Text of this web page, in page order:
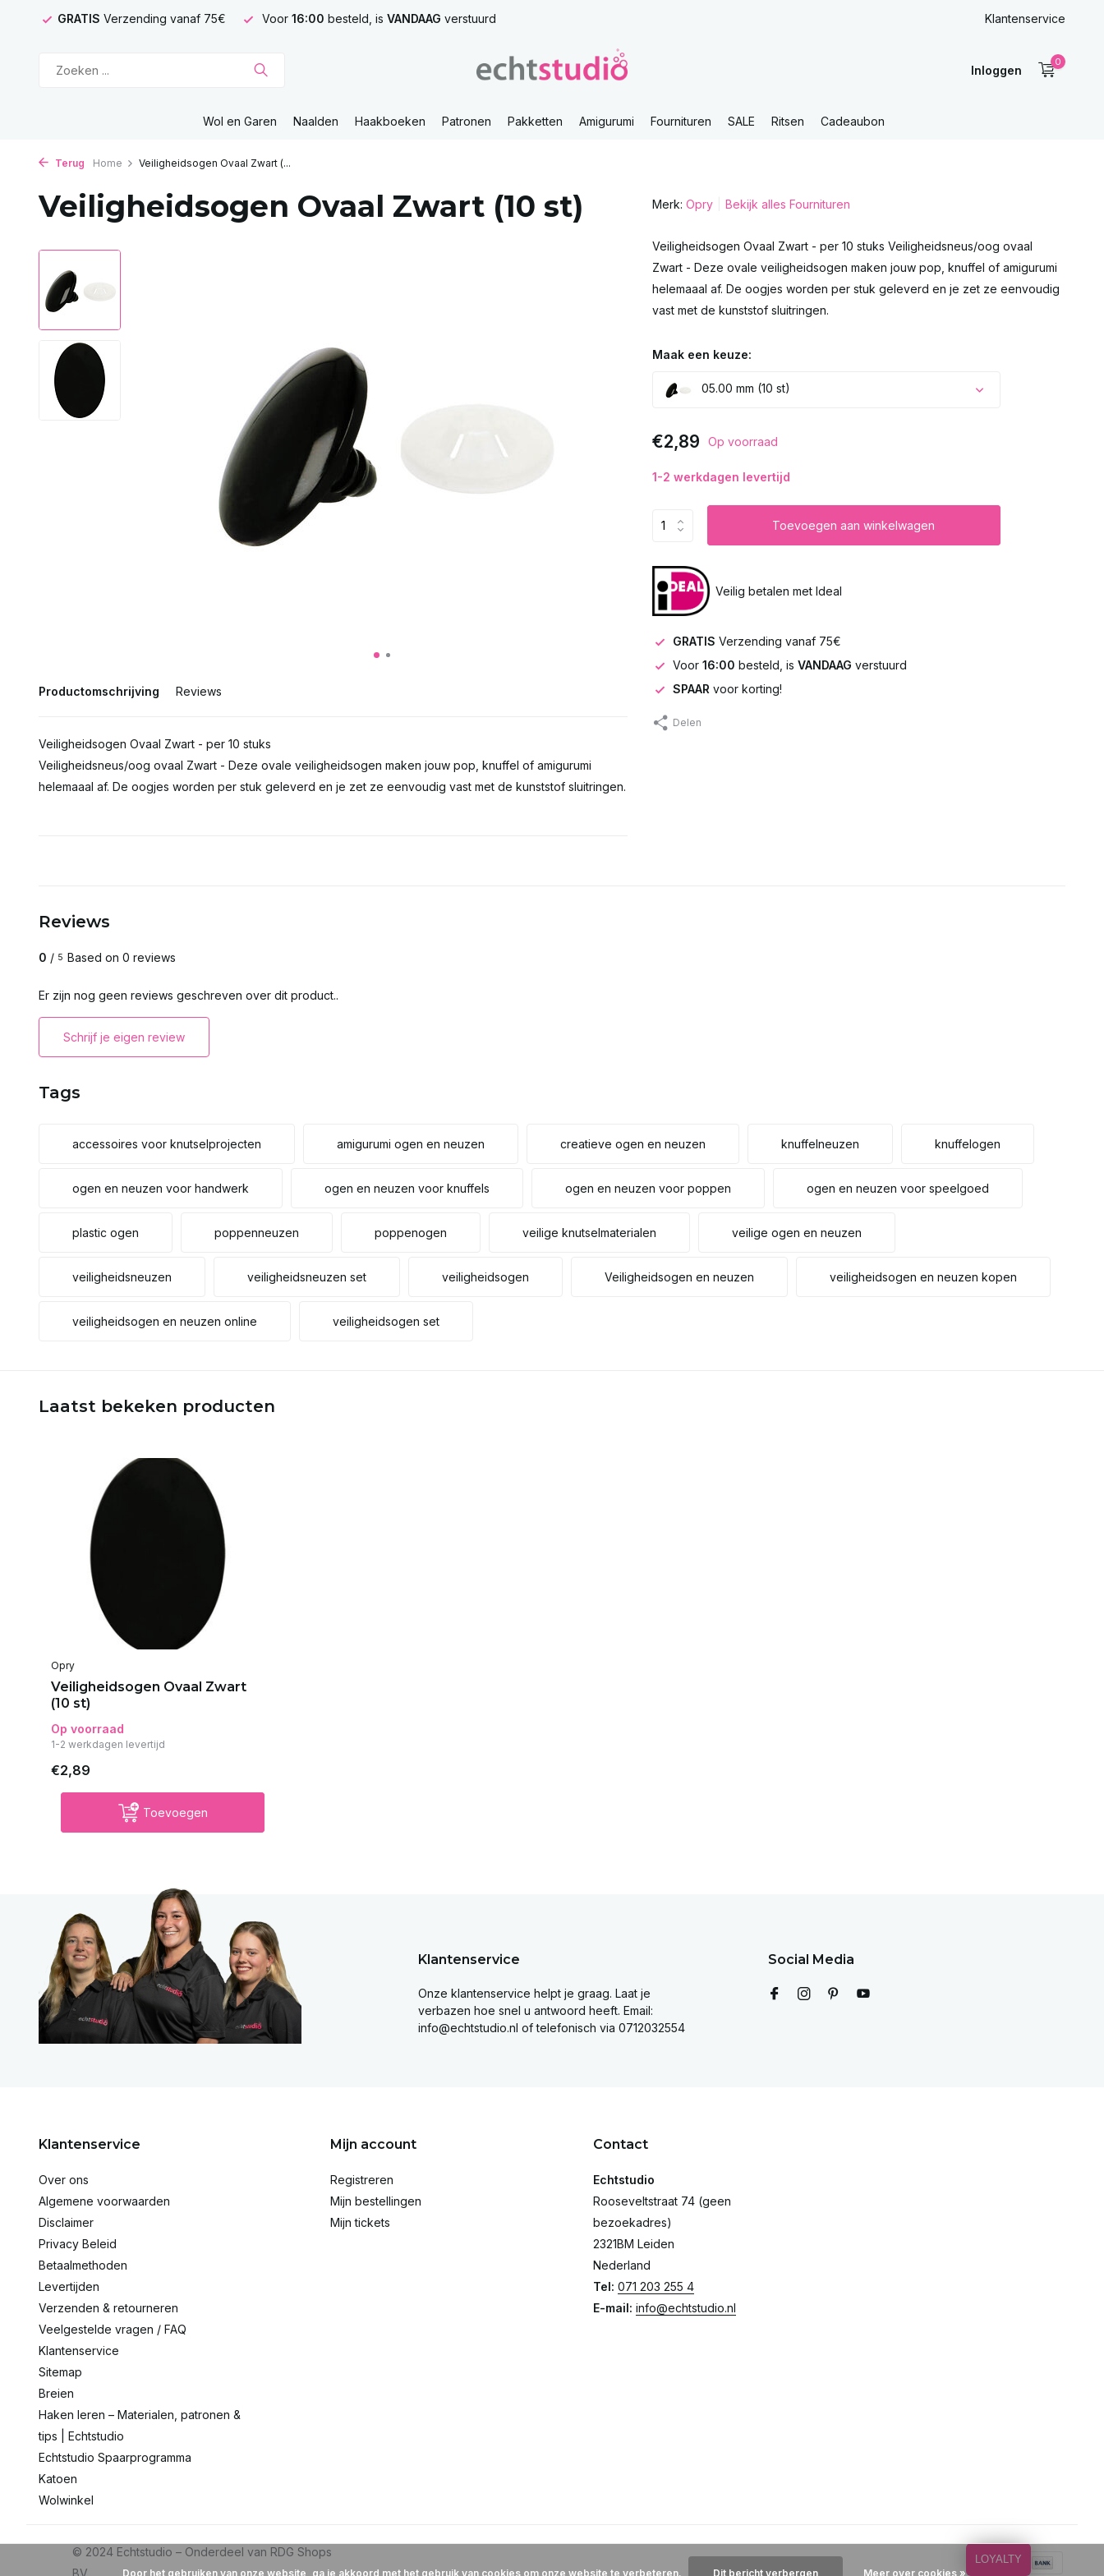
GRATIS Verzending vanaf 75€ Voor 16:00 besteld, is VANDAAG verstuurd Klantenservice
Inloggen
0
Wol en Garen Naalden Haakboeken Patronen Pakketten Amigurumi Fournituren SALE Ritsen Cadeaubon
Terug Home Veiligheidsogen Ovaal Zwart (...
Veiligheidsogen Ovaal Zwart (10 st)
Productomschrijving Reviews
Veiligheidsogen Ovaal Zwart - per 10 stuks
Veiligheidsneus/oog ovaal Zwart - Deze ovale veiligheidsogen maken jouw pop, knuffel of amigurumi
helemaaal af. De oogjes worden per stuk geleverd en je zet ze eenvoudig vast met de kunststof sluitringen.
Merk: Opry Bekijk alles Fournituren
Veiligheidsogen Ovaal Zwart - per 10 stuks Veiligheidsneus/oog ovaal
Zwart - Deze ovale veiligheidsogen maken jouw pop, knuffel of amigurumi
helemaaal af. De oogjes worden per stuk geleverd en je zet ze eenvoudig
vast met de kunststof sluitringen.
Maak een keuze:
05.00 mm (10 st)
€2,89 Op voorraad
1-2 werkdagen levertijd
Toevoegen aan winkelwagen
Veilig betalen met Ideal
GRATIS Verzending vanaf 75€
Voor 16:00 besteld, is VANDAAG verstuurd
SPAAR voor korting!
Delen
Reviews
0 / 5 Based on 0 reviews
Er zijn nog geen reviews geschreven over dit product..
Schrijf je eigen review
Tags
accessoires voor knutselprojecten amigurumi ogen en neuzen creatieve ogen en neuzen knuffelneuzen knuffelogen
ogen en neuzen voor handwerk ogen en neuzen voor knuffels ogen en neuzen voor poppen ogen en neuzen voor speelgoed
plastic ogen poppenneuzen poppenogen veilige knutselmaterialen veilige ogen en neuzen
veiligheidsneuzen veiligheidsneuzen set veiligheidsogen Veiligheidsogen en neuzen veiligheidsogen en neuzen kopen
veiligheidsogen en neuzen online veiligheidsogen set
Laatst bekeken producten
Opry
Veiligheidsogen Ovaal Zwart
(10 st)
Op voorraad
1-2 werkdagen levertijd
€2,89
Toevoegen
Klantenservice
Onze klantenservice helpt je graag. Laat je
verbazen hoe snel u antwoord heeft. Email:
info@echtstudio.nl of telefonisch via 0712032554
Social Media
Klantenservice
Over ons
Algemene voorwaarden
Disclaimer
Privacy Beleid
Betaalmethoden
Levertijden
Verzenden & retourneren
Veelgestelde vragen / FAQ
Klantenservice
Sitemap
Breien
Haken leren – Materialen, patronen &
tips | Echtstudio
Echtstudio Spaarprogramma
Katoen
Wolwinkel
Mijn account
Registreren
Mijn bestellingen
Mijn tickets
Contact
Echtstudio
Rooseveltstraat 74 (geen
bezoekadres)
2321BM Leiden
Nederland
Tel: 071 203 255 4
E-mail: info@echtstudio.nl
Door het gebruiken van onze website, ga je akkoord met het gebruik van cookies om onze website te verbeteren. Dit bericht verbergen Meer over cookies »
LOYALTY